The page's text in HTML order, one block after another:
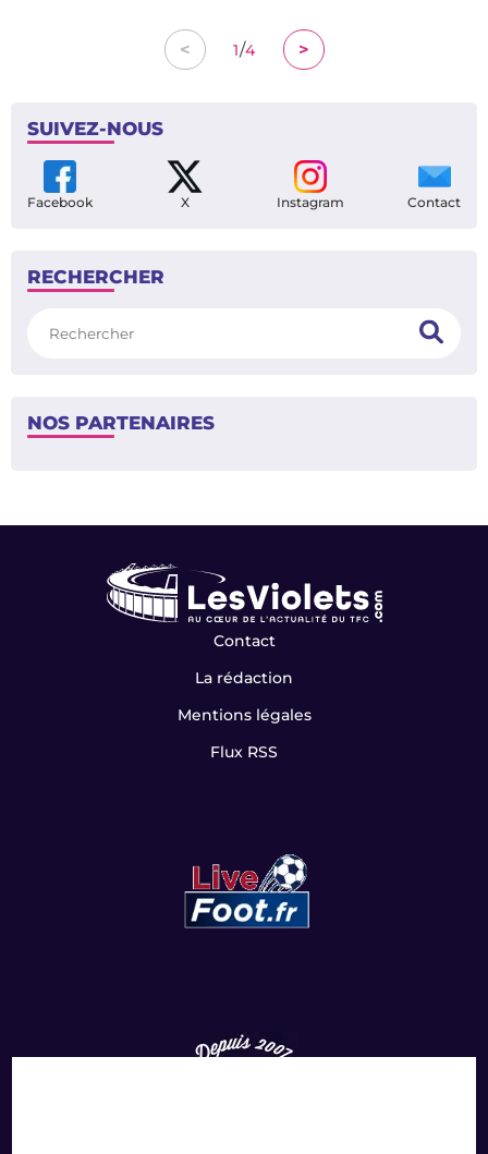
< 1/4 >
SUIVEZ-NOUS
Facebook X Instagram Contact
RECHERCHER
NOS PARTENAIRES
Contact
La rédaction
Mentions légales
Flux RSS